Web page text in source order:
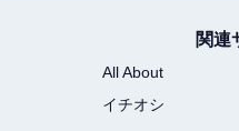
関連
All About
イチオシ